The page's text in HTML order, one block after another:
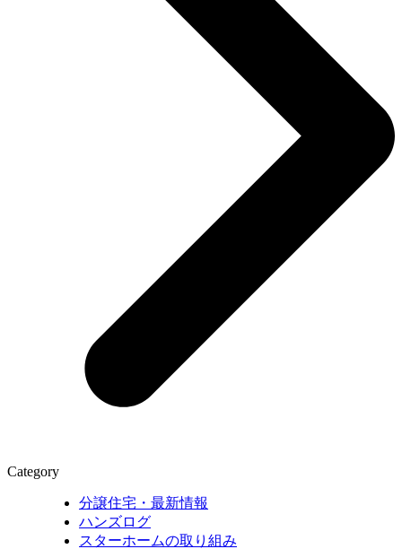
Category
分譲住宅・最新情報
ハンズログ
スターホームの取り組み